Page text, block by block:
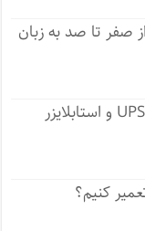
صفر تا صد به زبان
کنیم؟